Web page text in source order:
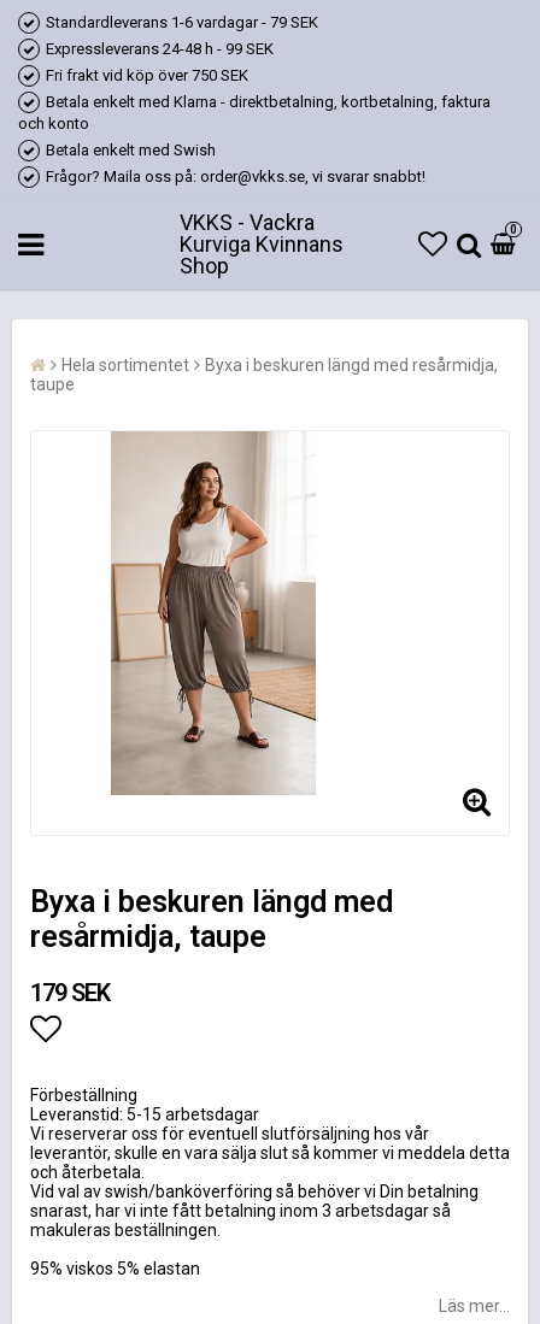
Standardleverans 1-6 vardagar - 79 SEK
Expressleverans 24-48 h - 99 SEK
Fri frakt vid köp över 750 SEK
Betala enkelt med Klarna - direktbetalning, kortbetalning, faktura
och konto
Betala enkelt med Swish
Frågor? Maila oss på: order@vkks.se, vi svarar snabbt!
VKKS - Vackra
Kurviga Kvinnans
Shop
0
Hela sortimentet
Byxa i beskuren längd med resårmidja,
taupe
Byxa i beskuren längd med
resårmidja, taupe
179 SEK
Förbeställning
Leveranstid: 5-15 arbetsdagar
Vi reserverar oss för eventuell slutförsäljning hos vår
leverantör, skulle en vara sälja slut så kommer vi meddela detta
och återbetala.
Vid val av swish/banköverföring så behöver vi Din betalning
snarast, har vi inte fått betalning inom 3 arbetsdagar så
makuleras beställningen.
95% viskos 5% elastan
Läs mer...